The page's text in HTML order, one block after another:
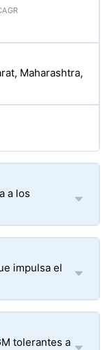
Maharashtra,
a los
impulsa el
tolerantes a